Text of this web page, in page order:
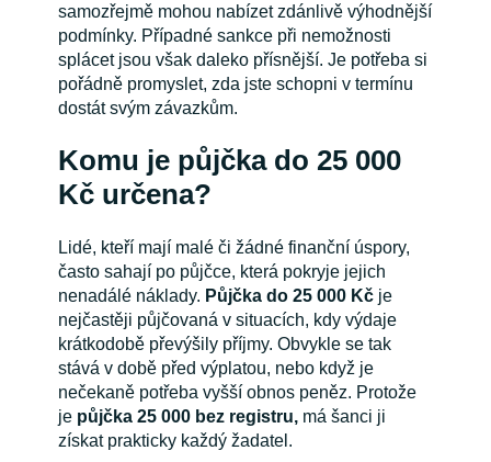
samozřejmě mohou nabízet zdánlivě výhodnější
podmínky. Případné sankce při nemožnosti
splácet jsou však daleko přísnější. Je potřeba si
pořádně promyslet, zda jste schopni v termínu
dostát svým závazkům.
Komu je půjčka do 25 000
Kč určena?
Lidé, kteří mají malé či žádné finanční úspory,
často sahají po půjčce, která pokryje jejich
nenadálé náklady. Půjčka do 25 000 Kčje
nejčastěji půjčovaná v situacích, kdy výdaje
krátkodobě převýšily příjmy. Obvykle se tak
stává v době před výplatou, nebo když je
nečekaně potřeba vyšší obnos peněz. Protože
je půjčka 25 000 bez registru,má šanci ji
získat prakticky každý žadatel.